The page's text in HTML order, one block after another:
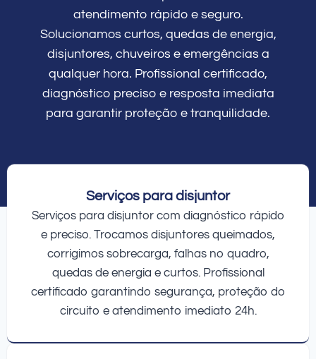
atendimento rápido e seguro.
Solucionamos curtos, quedas de energia,
disjuntores, chuveiros e emergências a
qualquer hora. Profissional certificado,
diagnóstico preciso e resposta imediata
para garantir proteção e tranquilidade.
Serviços para disjuntor
Serviços para disjuntor com diagnóstico rápido
e preciso. Trocamos disjuntores queimados,
corrigimos sobrecarga, falhas no quadro,
quedas de energia e curtos. Profissional
certificado garantindo segurança, proteção do
circuito e atendimento imediato 24h.